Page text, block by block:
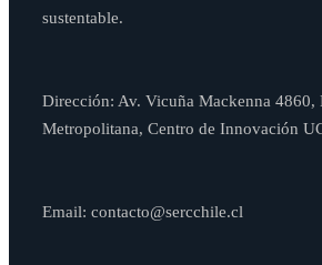
sustentable.
Dirección: Av. Vicuña Mackenna 4860,
Metropolitana, Centro de Innovación
Email: contacto@sercchile.cl